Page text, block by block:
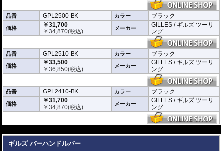
品番 GPL2500-BK カラー ブラック
価格
￥31,700
￥34,870(税込) メーカー
GILLES / ギルズ ツーリ
ング
品番 GPL2510-BK カラー ブラック
価格
￥33,500
￥36,850(税込) メーカー
GILLES / ギルズ ツーリ
ング
品番 GPL2410-BK カラー ブラック
価格
￥31,700
￥34,870(税込) メーカー
GILLES / ギルズ ツーリ
ング
ギルズ バーハンドルバー